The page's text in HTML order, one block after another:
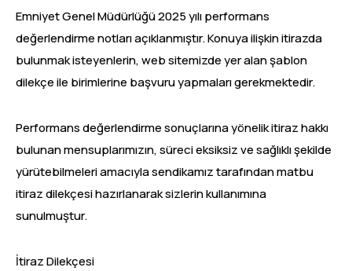
Emniyet Genel Müdürlüğü 2025 yılı performans
değerlendirme notları açıklanmıştır. Konuya ilişkin itirazda
bulunmak isteyenlerin, web sitemizde yer alan şablon
dilekçe ile birimlerine başvuru yapmaları gerekmektedir.
Performans değerlendirme sonuçlarına yönelik itiraz hakkı
bulunan mensuplarımızın, süreci eksiksiz ve sağlıklı şekilde
yürütebilmeleri amacıyla sendikamız tarafından matbu
itiraz dilekçesi hazırlanarak sizlerin kullanımına
sunulmuştur.
İtiraz Dilekçesi